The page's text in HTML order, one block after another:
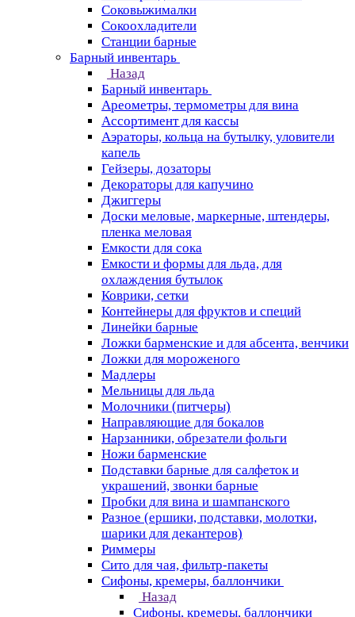
Соковыжималки
Сокоохладители
Станции барные
Барный инвентарь
Назад
Барный инвентарь
Ареометры, термометры для вина
Ассортимент для кассы
Аэраторы, кольца на бутылку, уловители
капель
Гейзеры, дозаторы
Декораторы для капучино
Джиггеры
Доски меловые, маркерные, штендеры,
пленка меловая
Емкости для сока
Емкости и формы для льда, для
охлаждения бутылок
Коврики, сетки
Контейнеры для фруктов и специй
Линейки барные
Ложки барменские и для абсента, венчики
Ложки для мороженого
Мадлеры
Мельницы для льда
Молочники (питчеры)
Направляющие для бокалов
Нарзанники, обрезатели фольги
Ножи барменские
Подставки барные для салфеток и
украшений, звонки барные
Пробки для вина и шампанского
Разное (ершики, подставки, молотки,
шарики для декантеров)
Риммеры
Сито для чая, фильтр-пакеты
Сифоны, кремеры, баллончики
Назад
Сифоны, кремеры, баллончики